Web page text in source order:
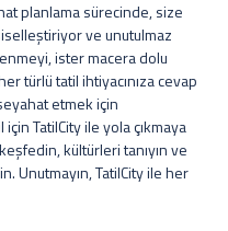
planlama sürecinde, size
ve unutulmaz
ister macera dolu
türlü tatil ihtiyacınıza cevap
etmek için
TatilCity ile yola çıkmaya
kültürleri tanıyın ve
Unutmayın, TatilCity ile her